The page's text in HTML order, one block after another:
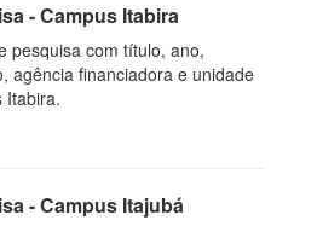
- Campus Itabira
pesquisa com título, ano,
agência financiadora e unidade
Itabira.
- Campus Itajubá